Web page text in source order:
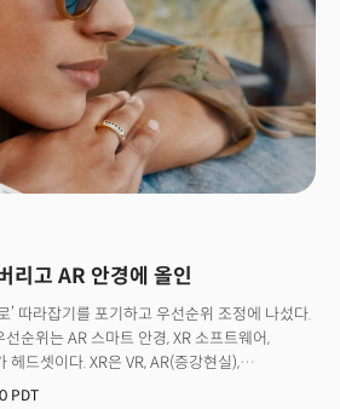
쇼 대구 신청하러 가기!!!
리고 AR 안경에 올인
’ 따라잡기를 포기하고 우선순위 조정에 나섰다.
순위는 AR 스마트 안경, XR 소프트웨어,
헤드셋이다. XR은 VR, AR(증강현실),
아우르는 개념이다.
PDT